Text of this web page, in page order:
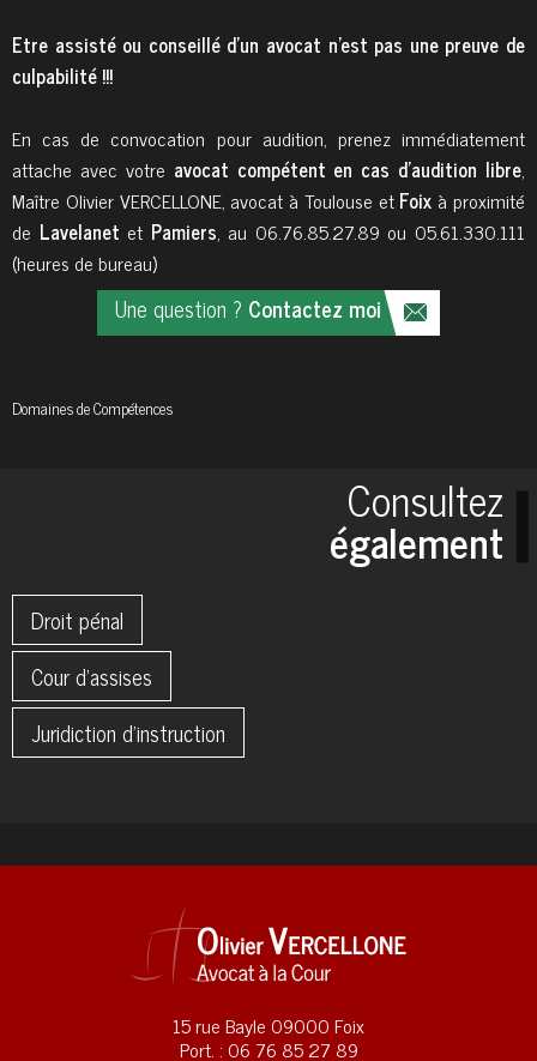
Etre assisté ou conseillé d’un avocat n’est pas une preuve de
culpabilité !!!
En cas de convocation pour audition, prenez immédiatement
attache avec votre avocat compétent en cas d'audition libre,
Maître Olivier VERCELLONE, avocat à Toulouse etFoix à proximité
de Lavelanet et Pamiers, au 06.76.85.27.89 ou 05.61.330.111
(heures de bureau)
Une question ? Contactez moi
Domaines deCompétences
Consultez
également
Droit pénal
Cour d'assises
Juridiction d'instruction
15 rue Bayle 09000 Foix
Port. : 06 76 85 27 89